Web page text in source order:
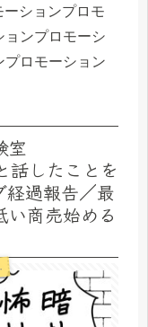
ションプロモ
ョンプロモーシ
プロモーション
室
話したことを
経過報告／最
商売始める
信します-